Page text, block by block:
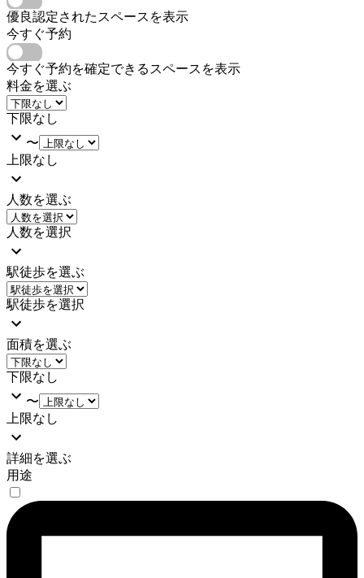
優良認定されたスペースを表示
今すぐ予約
今すぐ予約を確定できるスペースを表示
料金を選ぶ
下限なし
〜
上限なし
人数を選ぶ
人数を選択
駅徒歩を選ぶ
駅徒歩を選択
面積を選ぶ
下限なし
〜
上限なし
詳細を選ぶ
用途